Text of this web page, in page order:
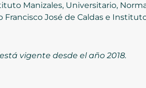
Manizales, Universitario,
Francisco José de Caldas e
vigente desde el año 2018.